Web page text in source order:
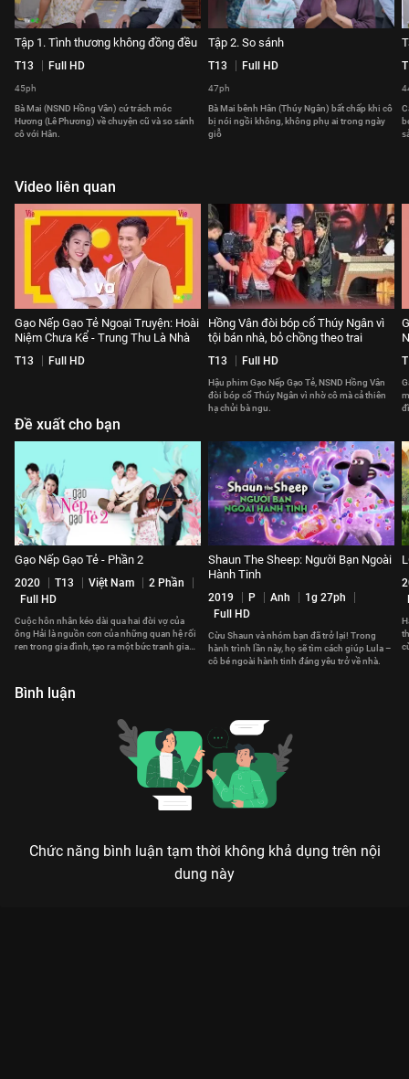
Tập 1. Tình thương không đồng đều
T13 Full HD
45ph
Bà Mai (NSND Hồng Vân) cứ trách móc
Hương (Lê Phương) về chuyện cũ và so sánh
cô với Hân.
Tập 2. So sánh
T13 Full HD
47ph
Bà Mai bênh Hân (Thúy Ngân) bất chấp khi cô
bị nói ngồi không, không phụ ai trong ngày
giỗ
Video liên quan
Gạo Nếp Gạo Tẻ Ngoại Truyện: Hoài
Niệm Chưa Kể - Trung Thu Là Nhà
T13 Full HD
Hồng Vân đòi bóp cổ Thúy Ngân vì
tội bán nhà, bỏ chồng theo trai
T13 Full HD
Hậu phim Gạo Nếp Gạo Tẻ, NSND Hồng Vân
đòi bóp cổ Thúy Ngân vì nhờ cô mà cả thiên
hạ chửi bà ngu.
Đề xuất cho bạn
Gạo Nếp Gạo Tẻ - Phần 2
2020 T13 Việt Nam
2 Phần
Full HD
Cuộc hôn nhân kéo dài qua hai đời vợ của
ông Hải là nguồn cơn của những quan hệ rối
ren trong gia đình, tạo ra một bức tranh gia
Shaun The Sheep: Người Bạn Ngoài
Hành Tinh
2019 P Anh
1g 27ph
Full HD
Cừu Shaun và nhóm bạn đã trở lại! Trong
hành trình lần này, họ sẽ tìm cách giúp Lula –
cô bé ngoài hành tinh đáng yêu trở về nhà.
Bình luận
Chức năng bình luận tạm thời không khả dụng trên nội
dung này